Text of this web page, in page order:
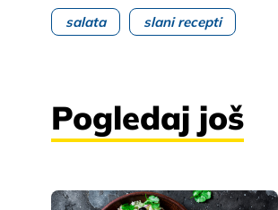
salata slani recepti
Pogledaj još